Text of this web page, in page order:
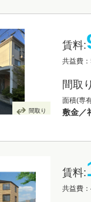
間取り
賃料:
共益費
間取
面積(専
敷金／
賃料:
共益費